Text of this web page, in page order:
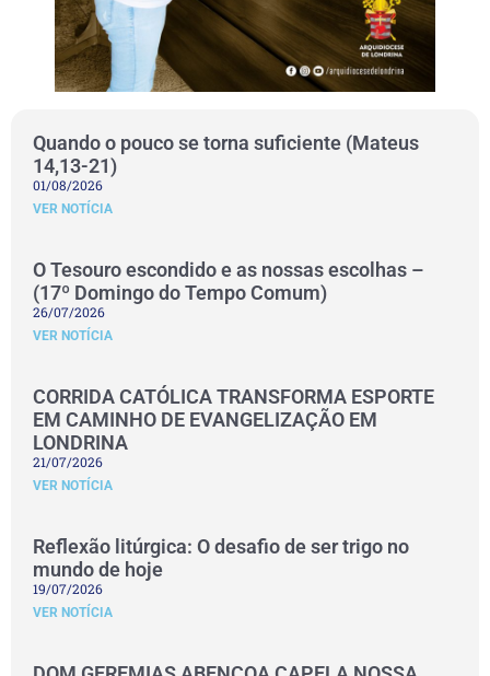
Quando o pouco se torna suficiente (Mateus
14,13-21)
01/08/2026
VER NOTÍCIA
O Tesouro escondido e as nossas escolhas –
(17º Domingo do Tempo Comum)
26/07/2026
VER NOTÍCIA
CORRIDA CATÓLICA TRANSFORMA ESPORTE
EM CAMINHO DE EVANGELIZAÇÃO EM
LONDRINA
21/07/2026
VER NOTÍCIA
Reflexão litúrgica: O desafio de ser trigo no
mundo de hoje
19/07/2026
VER NOTÍCIA